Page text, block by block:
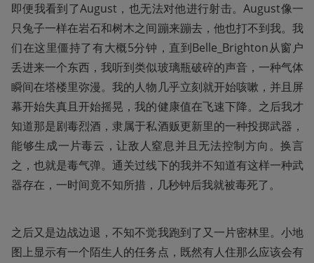
即便我看到了August，也无法对他进行射击。August像一
只兔子一样在岩石和树木之间蹦来蹦去，他也打不到我。我
们在这里僵持了有大概5分钟，直到Belle_Brighton从窗户
丢进来一个东西，我听到类似玻璃瓶破碎的声音，一种气体
瞬间在塔楼里弥漫。我的人物几乎立刻就开始咳嗽，并且屏
幕开始失真且开始摇晃，我的健康值在飞速下降。之后我才
知道那是剧毒烈酒，隶属于私酒贩更新里的一种投掷武器，
能够生成一片毒云，让敌人窒息并且无法控制方向。换言
之，也就是毒气弹。通关过线下的我并不知道有这样一种武
器存在，一时间竟不知所措，几秒钟后我就被毒死了。
之后又是边战边退，不知不觉我跑到了又一片密林里。小地
图上显示有一个陌生人的任务点，既然有人住那么应该会有